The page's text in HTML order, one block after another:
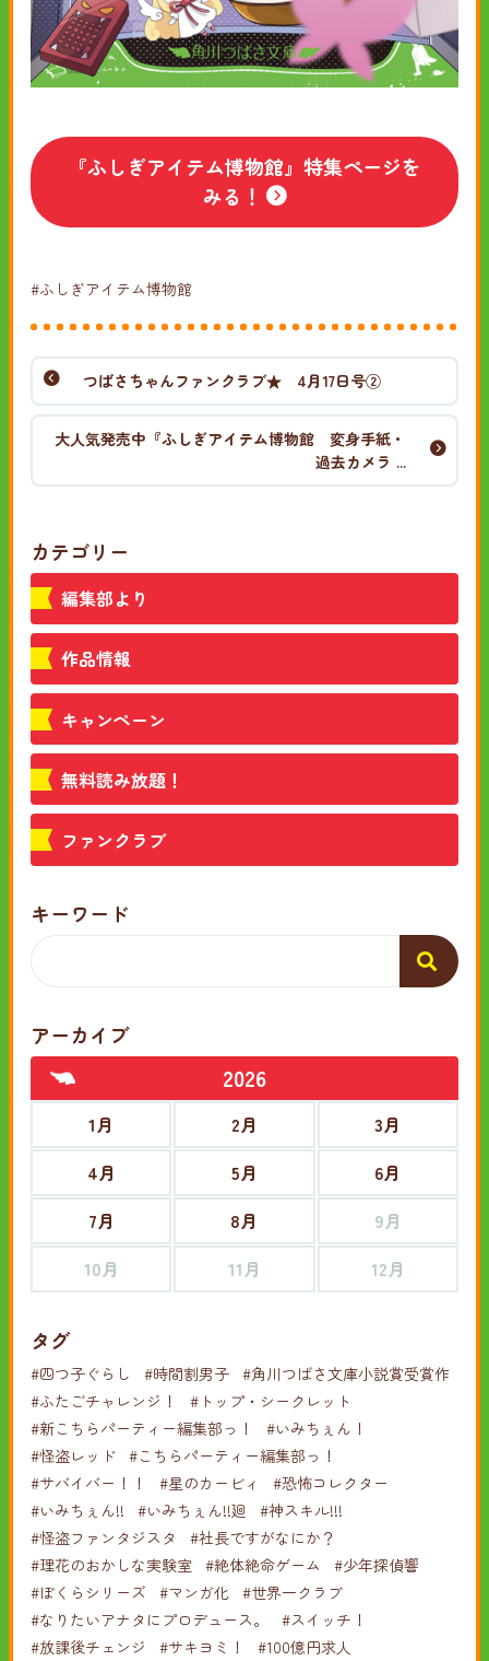
『ふしぎアイテム博物館』特集ページを
みる！
#ふしぎアイテム博物館
つばさちゃんファンクラブ★ 4月17日号②
大人気発売中『ふしぎアイテム博物館 変身手紙・
過去カメラ ...
カテゴリー
編集部より
作品情報
キャンペーン
無料読み放題！
ファンクラブ
キーワード
アーカイブ
2026
1月 2月
3月
4月
5月
6月
7月
8月
9月
10月
11月 12月
タグ
#四つ子ぐらし #時間割男子 #角川つばさ文庫小説賞受賞作
#ふたごチャレンジ！
#トップ・シークレット
#新こちらパーティー編集部っ！
#いみちぇん！
#怪盗レッド #こちらパーティー編集部っ！
#サバイバー！！
#星のカービィ
#恐怖コレクター
#いみちぇん!!
#いみちぇん!!廻
#神スキル!!!
#怪盗ファンタジスタ
#社長ですがなにか？
#理花のおかしな実験室 #絶体絶命ゲーム
#少年探偵響
#ぼくらシリーズ
#マンガ化 #世界一クラブ
#なりたいアナタにプロデュース。
#スイッチ！
#放課後チェンジ
#サキヨミ！
#100億円求人